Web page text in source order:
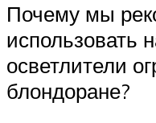
Почему мы
использовать
осветлители
блондоране?